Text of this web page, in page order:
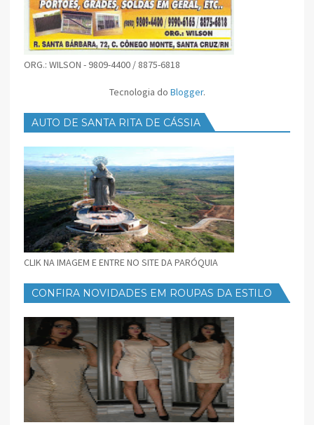
ORG.: WILSON - 9809-4400 / 8875-6818
Tecnologia do Blogger.
AUTO DE SANTA RITA DE CÁSSIA
CLIK NA IMAGEM E ENTRE NO SITE DA PARÓQUIA
CONFIRA NOVIDADES EM ROUPAS DA ESTILO